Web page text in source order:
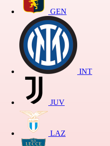
GEN
INT
JUV
LAZ